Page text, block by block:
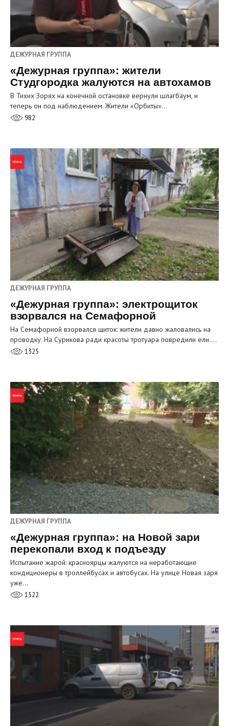
ДЕЖУРНАЯ ГРУППА
«Дежурная группа»: жители
Студгородка жалуются на автохамов
В Тихих Зорях на конечной остановке вернули шлагбаум, и
теперь он под наблюдением. Жители «Орбиты»…
982
ДЕЖУРНАЯ ГРУППА
«Дежурная группа»: электрощиток
взорвался на Семафорной
На Семафорной взорвался щиток: жители давно жаловались на
проводку. На Сурикова ради красоты тротуара повредили ели.…
1325
ДЕЖУРНАЯ ГРУППА
«Дежурная группа»: на Новой зари
перекопали вход к подъезду
Испытание жарой: красноярцы жалуются на неработающие
кондиционеры в троллейбусах и автобусах. На улице Новая заря
уже…
1522